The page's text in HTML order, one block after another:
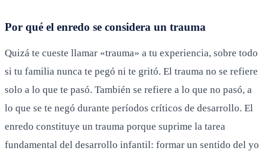
Por qué el enredo se considera un trauma
Quizá te cueste llamar «trauma» a tu experiencia, sobre todo
si tu familia nunca te pegó ni te gritó. El trauma no se refiere
solo a lo que te pasó. También se refiere a lo que no pasó, a
lo que se te negó durante períodos críticos de desarrollo. El
enredo constituye un trauma porque suprime la tarea
fundamental del desarrollo infantil: formar un sentido del yo